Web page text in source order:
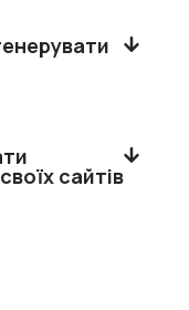
сайтів